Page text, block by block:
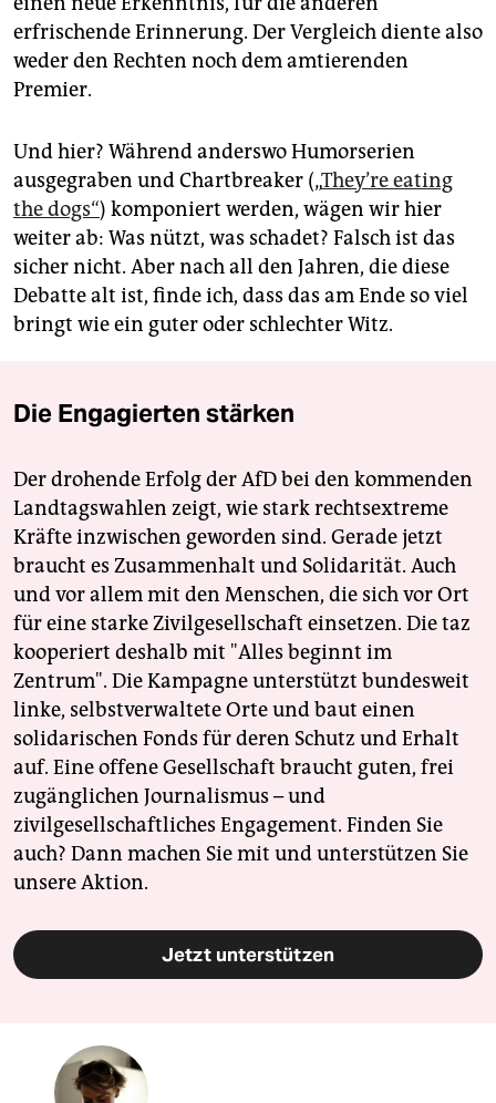
erfrischende Erinnerung. Der Vergleich diente also
weder den Rechten noch dem amtierenden
Premier.
Und hier? Während anderswo Humorserien
ausgegraben und Chartbreaker („They’re eating
the dogs“) komponiert werden, wägen wir hier
weiter ab: Was nützt, was schadet? Falsch ist das
sicher nicht. Aber nach all den Jahren, die diese
Debatte alt ist, finde ich, dass das am Ende so viel
bringt wie ein guter oder schlechter Witz.
Die Engagierten stärken
Der drohende Erfolg der AfD bei den kommenden
Landtagswahlen zeigt, wie stark rechtsextreme
Kräfte inzwischen geworden sind. Gerade jetzt
braucht es Zusammenhalt und Solidarität. Auch
und vor allem mit den Menschen, die sich vor Ort
für eine starke Zivilgesellschaft einsetzen. Die taz
kooperiert deshalb mit "Alles beginnt im
Zentrum". Die Kampagne unterstützt bundesweit
linke, selbstverwaltete Orte und baut einen
solidarischen Fonds für deren Schutz und Erhalt
auf. Eine offene Gesellschaft braucht guten, frei
zugänglichen Journalismus – und
zivilgesellschaftliches Engagement. Finden Sie
auch? Dann machen Sie mit und unterstützen Sie
unsere Aktion.
Jetzt unterstützen